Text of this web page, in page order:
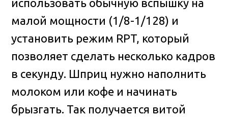
использовать обычную вспышку на
малой мощности (1/8-1/128) и
установить режим RPT, который
позволяет сделать несколько кадров
в секунду. Шприц нужно наполнить
молоком или кофе и начинать
брызгать. Так получается витой